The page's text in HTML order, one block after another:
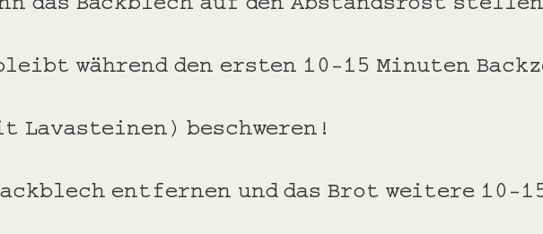
während den ersten 10-15 Minuten
Lavasteinen) beschweren!
entfernen und das Brot weitere 10-